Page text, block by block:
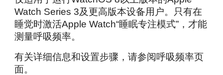
Watch Series 3及更高版本设备用户。只有在
睡觉时激活Apple Watch“睡眠专注模式”，才能
测量呼吸频率。
有关详细信息和设置步骤，请参阅 呼吸频率页
面。